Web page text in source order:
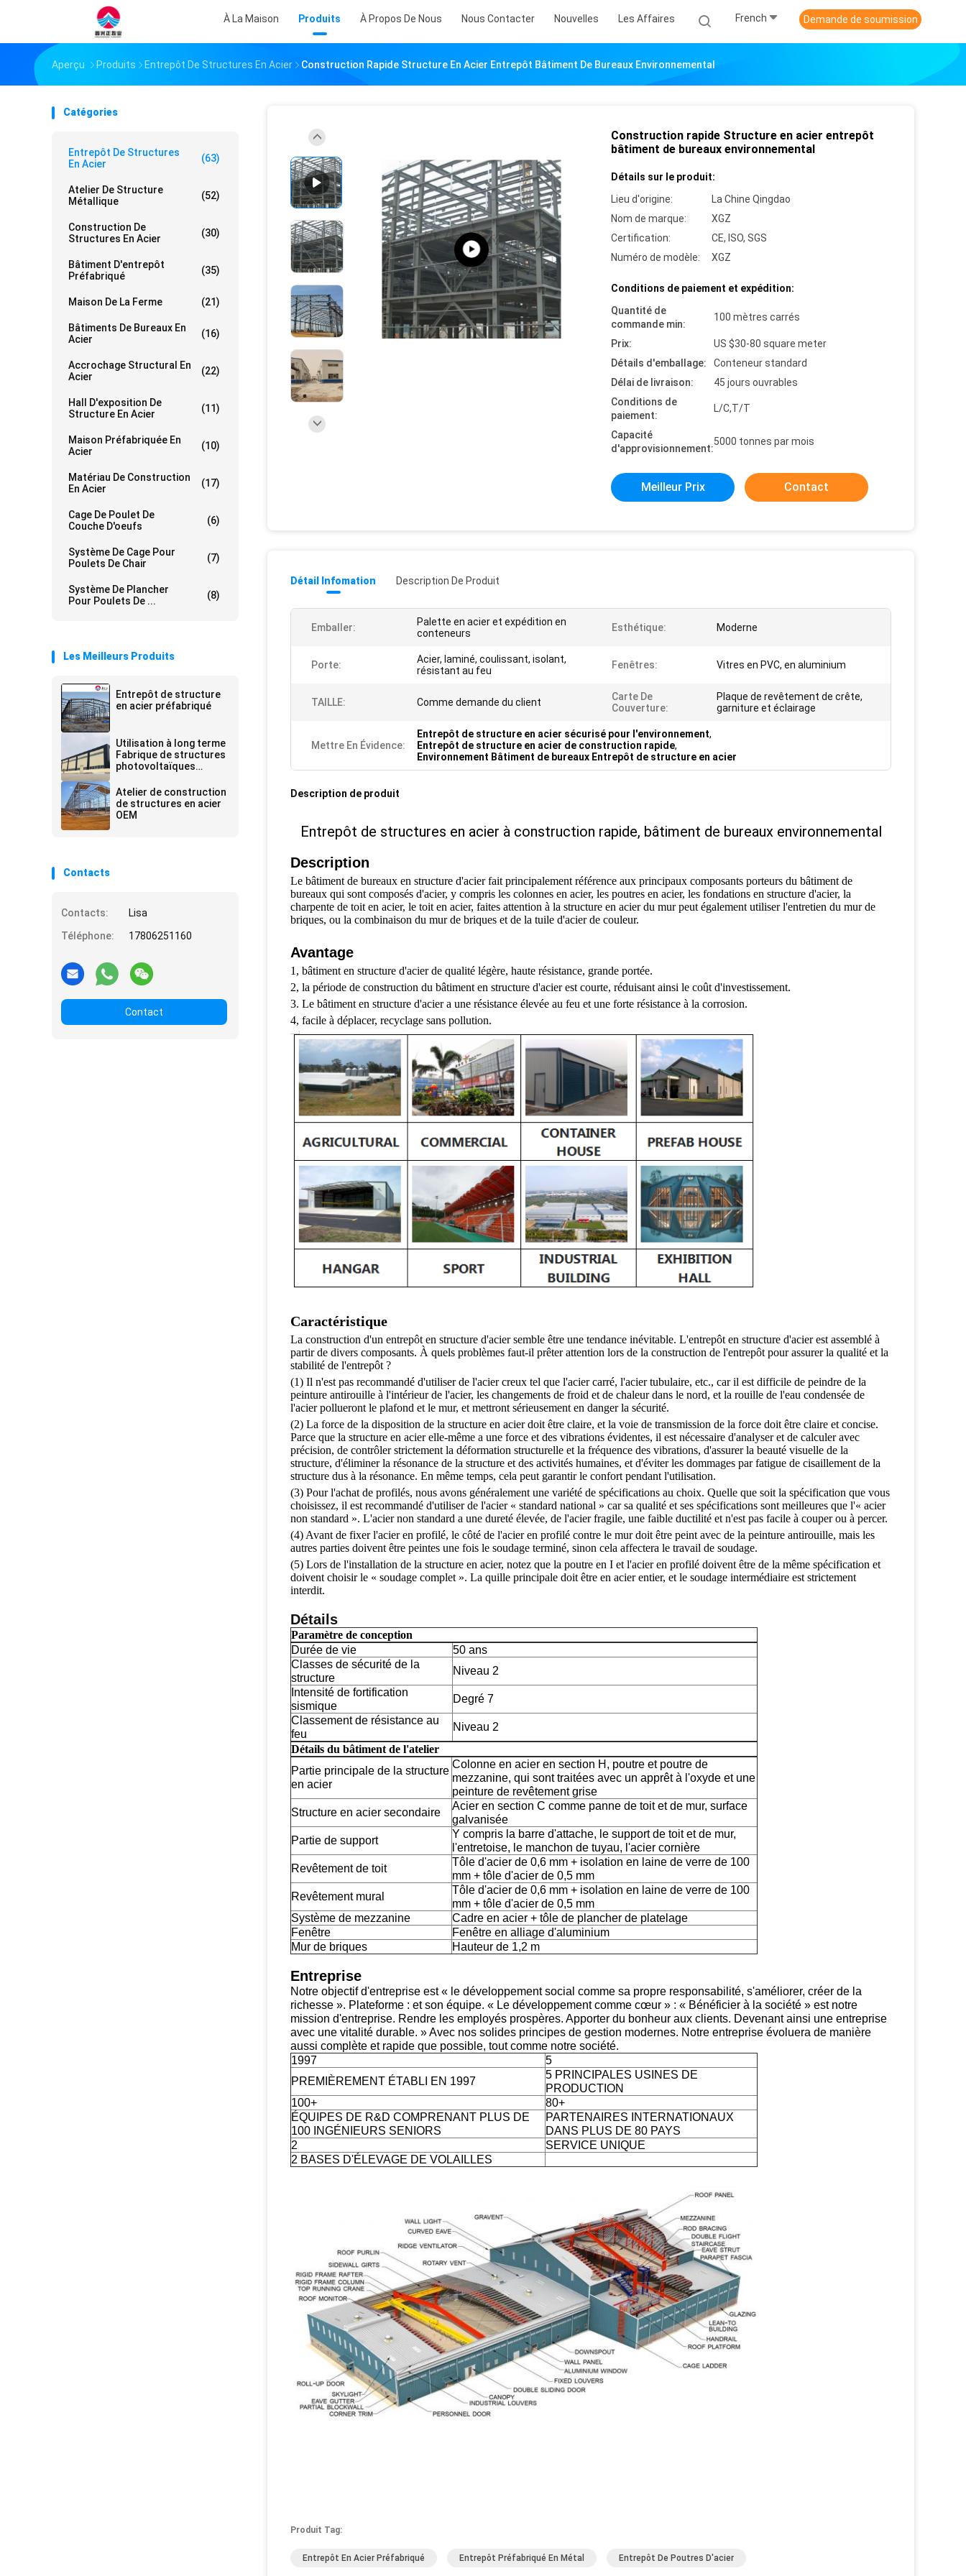
À La Maison Produits À Propos De Nous Nous Contacter Nouvelles Les Affaires French Demande de soumission
Aperçu Produits Entrepôt De Structures En Acier Construction Rapide Structure En Acier Entrepôt Bâtiment De Bureaux Environnemental
Catégories
Entrepôt De Structures
En Acier
(63)
Atelier De Structure
Métallique
(52)
Construction De
Structures En Acier
(30)
Bâtiment D'entrepôt
Préfabriqué
(35)
Maison De La Ferme (21)
Bâtiments De Bureaux En
Acier
(16)
Accrochage Structural En
Acier
(22)
Hall D'exposition De
Structure En Acier
(11)
Maison Préfabriquée En
Acier
(10)
Matériau De Construction
En Acier
(17)
Cage De Poulet De
Couche D'oeufs
(6)
Système De Cage Pour
Poulets De Chair
(7)
Système De Plancher
Pour Poulets De ...
(8)
Les Meilleurs Produits
Entrepôt de structure
en acier préfabriqué
Utilisation à long terme
Fabrique de structures
photovoltaïques
Atelier
Atelier de construction
de structures en acier
OEM
Contacts
Contacts:
Lisa
Téléphone:
17806251160
Contact
Construction rapide Structure en acier entrepôt
bâtiment de bureaux environnemental
Détails sur le produit:
Lieu d'origine:
La Chine Qingdao
Nom de marque:
XGZ
Certification:
CE, ISO, SGS
Numéro de modèle:
XGZ
Conditions de paiement et expédition:
Quantité de
commande min:
100 mètres carrés
Prix:
US $30-80 square meter
Détails d'emballage:
Conteneur standard
Délai de livraison:
45 jours ouvrables
Conditions de
paiement:
L/C,T/T
Capacité
d'approvisionnement:
5000 tonnes par mois
Meilleur Prix Contact
Détail Infomation Description De Produit
Emballer:
Palette en acier et expédition en
conteneurs
Esthétique: Moderne
Porte:
Acier, laminé, coulissant, isolant,
résistant au feu
Fenêtres: Vitres en PVC, en aluminium
TAILLE: Comme demande du client
Carte De
Couverture:
Plaque de revêtement de crête,
garniture et éclairage
Mettre En Évidence:
Entrepôt de structure en acier sécurisé pour l'environnement,
Entrepôt de structure en acier de construction rapide,
Environnement Bâtiment de bureaux Entrepôt de structure en acier
Description de produit
Entrepôt de structures en acier à construction rapide, bâtiment de bureaux environnemental
Description
Le bâtiment de bureaux en structure d'acier fait principalement référence aux principaux composants porteurs du bâtiment de
bureaux qui sont composés d'acier, y compris les colonnes en acier, les poutres en acier, les fondations en structure d'acier, la
charpente de toit en acier, le toit en acier, faites attention à la structure en acier du mur peut également utiliser l'entretien du mur de
briques, ou la combinaison du mur de briques et de la tuile d'acier de couleur.
Avantage
1, bâtiment en structure d'acier de qualité légère, haute résistance, grande portée.
2, la période de construction du bâtiment en structure d'acier est courte, réduisant ainsi le coût d'investissement.
3. Le bâtiment en structure d'acier a une résistance élevée au feu et une forte résistance à la corrosion.
4, facile à déplacer, recyclage sans pollution.
Caractéristique
La construction d'un entrepôt en structure d'acier semble être une tendance inévitable. L'entrepôt en structure d'acier est assemblé à
partir de divers composants. À quels problèmes faut-il prêter attention lors de la construction de l'entrepôt pour assurer la qualité et la
stabilité de l'entrepôt ?
(1) Il n'est pas recommandé d'utiliser de l'acier creux tel que l'acier carré, l'acier tubulaire, etc., car il est difficile de peindre de la
peinture antirouille à l'intérieur de l'acier, les changements de froid et de chaleur dans le nord, et la rouille de l'eau condensée de
l'acier pollueront le plafond et le mur, et mettront sérieusement en danger la sécurité.
(2) La force de la disposition de la structure en acier doit être claire, et la voie de transmission de la force doit être claire et concise.
Parce que la structure en acier elle-même a une force et des vibrations évidentes, il est nécessaire d'analyser et de calculer avec
précision, de contrôler strictement la déformation structurelle et la fréquence des vibrations, d'assurer la beauté visuelle de la
structure, d'éliminer la résonance de la structure et des activités humaines, et d'éviter les dommages par fatigue de cisaillement de la
structure dus à la résonance. En même temps, cela peut garantir le confort pendant l'utilisation.
(3) Pour l'achat de profilés, nous avons généralement une variété de spécifications au choix. Quelle que soit la spécification que vous
choisissez, il est recommandé d'utiliser de l'acier « standard national » car sa qualité et ses spécifications sont meilleures que l'« acier
non standard ». L'acier non standard a une dureté élevée, de l'acier fragile, une faible ductilité et n'est pas facile à couper ou à percer.
(4) Avant de fixer l'acier en profilé, le côté de l'acier en profilé contre le mur doit être peint avec de la peinture antirouille, mais les
autres parties doivent être peintes une fois le soudage terminé, sinon cela affectera le travail de soudage.
(5) Lors de l'installation de la structure en acier, notez que la poutre en I et l'acier en profilé doivent être de la même spécification et
doivent choisir le « soudage complet ». La quille principale doit être en acier entier, et le soudage intermédiaire est strictement
interdit.
Détails
Paramètre de conception
Durée de vie
50 ans
Classes de sécurité de la
structure
Niveau 2
Intensité de fortification
sismique
Degré 7
Classement de résistance au
feu
Niveau 2
Détails du bâtiment de l'atelier
Partie principale de la structure
en acier
Colonne en acier en section H, poutre et poutre de
mezzanine, qui sont traitées avec un apprêt à l'oxyde et une
peinture de revêtement grise
Structure en acier secondaire
Acier en section C comme panne de toit et de mur, surface
galvanisée
Partie de support
Y compris la barre d'attache, le support de toit et de mur,
l'entretoise, le manchon de tuyau, l'acier cornière
Revêtement de toit
Tôle d'acier de 0,6 mm + isolation en laine de verre de 100
mm + tôle d'acier de 0,5 mm
Revêtement mural
Tôle d'acier de 0,6 mm + isolation en laine de verre de 100
mm + tôle d'acier de 0,5 mm
Système de mezzanine
Cadre en acier + tôle de plancher de platelage
Fenêtre
Fenêtre en alliage d'aluminium
Mur de briques
Hauteur de 1,2 m
Entreprise
Notre objectif d'entreprise est « le développement social comme sa propre responsabilité, s'améliorer, créer de la
richesse ». Plateforme : et son équipe. « Le développement comme cœur » : « Bénéficier à la société » est notre
mission d'entreprise. Rendre les employés prospères. Apporter du bonheur aux clients. Devenant ainsi une entreprise
avec une vitalité durable. » Avec nos solides principes de gestion modernes. Notre entreprise évoluera de manière
aussi complète et rapide que possible, tout comme notre société.
1997
5
PREMIÈREMENT ÉTABLI EN 1997
5 PRINCIPALES USINES DE
PRODUCTION
100+
80+
ÉQUIPES DE R&D COMPRENANT PLUS DE
100 INGÉNIEURS SENIORS
PARTENAIRES INTERNATIONAUX
DANS PLUS DE 80 PAYS
2
SERVICE UNIQUE
2 BASES D'ÉLEVAGE DE VOLAILLES
Produit Tag:
Entrepôt En Acier Préfabriqué Entrepôt Préfabriqué En Métal Entrepôt De Poutres D'acier